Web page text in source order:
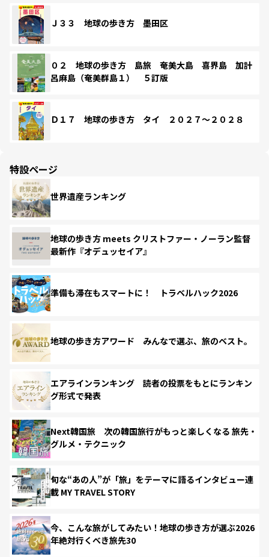
Ｊ３３ 地球の歩き方 墨田区
０２ 地球の歩き方 島旅 奄美大島 喜界島 加計
呂麻島（奄美群島１） ５訂版
Ｄ１７ 地球の歩き方 タイ ２０２７～２０２８
特設ページ
世界遺産ランキング
地球の歩き方 meets クリストファー・ノーラン監督
最新作『オデュッセイア』
準備も滞在もスマートに！ トラベルハック2026
地球の歩き方アワード みんなで選ぶ、旅のベスト。
エアラインランキング 読者の投票をもとにランキン
グ形式で発表
Next韓国旅 次の韓国旅行がもっと楽しくなる 旅先・
グルメ・テクニック
旬な“あの人”が「旅」をテーマに語るインタビュー連
載 MY TRAVEL STORY
今、こんな旅がしてみたい！地球の歩き方が選ぶ2026
年絶対行くべき旅先30